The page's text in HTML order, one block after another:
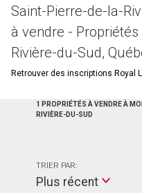
historiques
Saint-Pierre-de-la-
à vendre -
Rivière-du-Sud,
Retrouver des inscriptions Royal
1 PROPRIÉTÉS À VENDRE À
RIVIÈRE-DU-SUD
TRIER PAR:
Plus récent